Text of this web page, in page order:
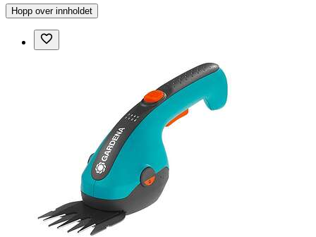
Hopp over innholdet